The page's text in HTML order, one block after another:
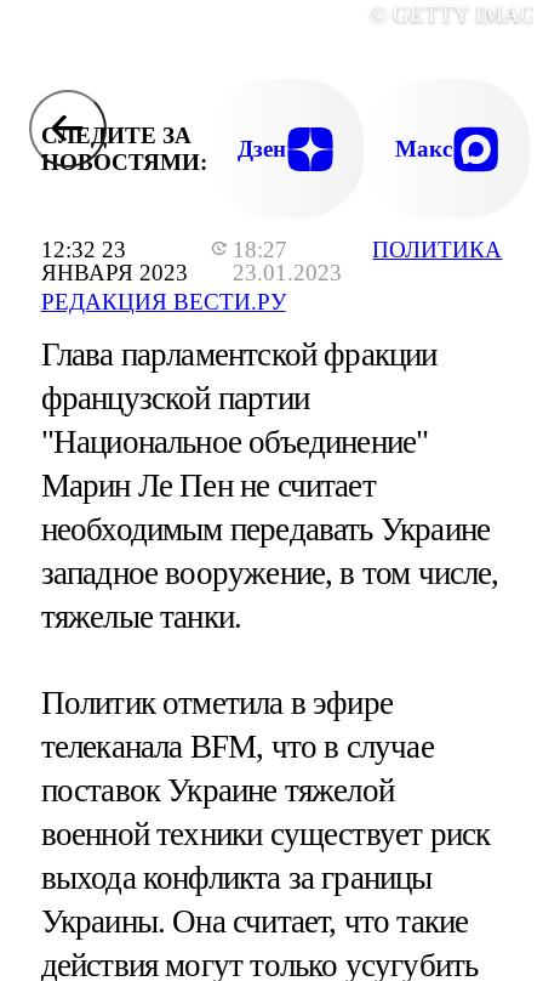
12:32 23
ЯНВАРЯ 2023
18:27
23.01.2023
РЕДАКЦИЯ ВЕСТИ.РУ
ПОЛИТИКА
© GETTY
СЛЕДИТЕ ЗА
НОВОСТЯМИ:
Дзен Макс
Глава парламентской фракции
французской партии
"Национальное объединение"
Марин Ле Пен не считает
необходимым передавать Украине
западное вооружение, в том числе,
тяжелые танки.
Политик отметила в эфире
телеканала BFM, что в случае
поставок Украине тяжелой
военной техники существует риск
выхода конфликта за границы
Украины. Она считает, что такие
действия могут только усугубить